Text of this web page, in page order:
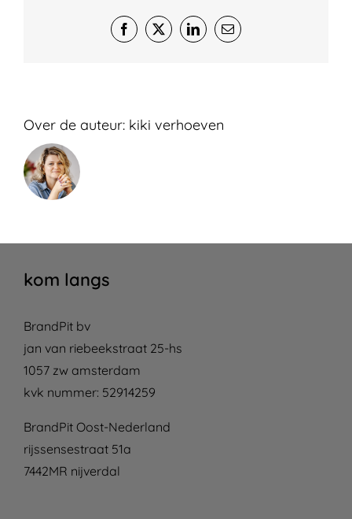
Facebook
X LinkedIn
E-
mail
Over de auteur: kiki verhoeven
kom langs
BrandPit bv
jan van riebeekstraat 25-hs
1057 zw amsterdam
kvk nummer: 52914259
BrandPit Oost-Nederland
rijssensestraat 51a
7442MR nijverdal